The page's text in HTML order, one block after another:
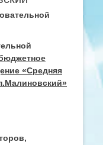
«Средняя